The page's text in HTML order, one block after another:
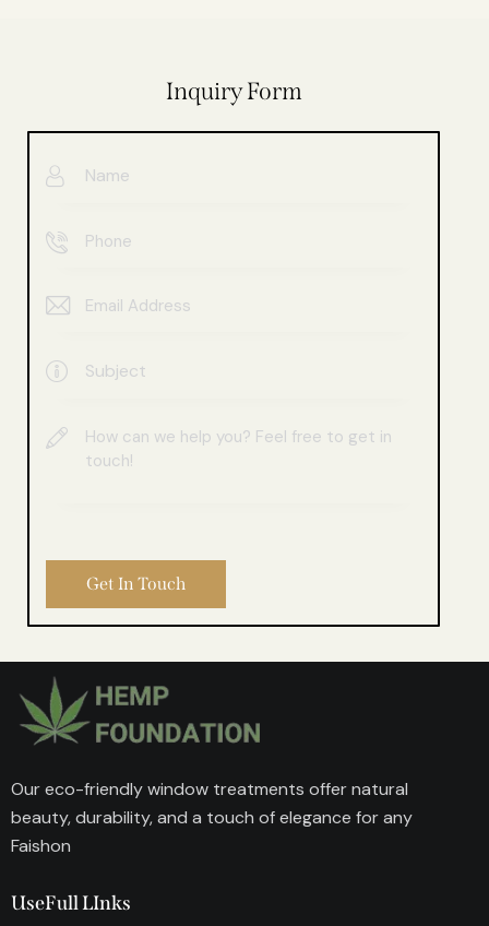
Inquiry Form
Our eco-friendly window treatments offer natural
beauty, durability, and a touch of elegance for any
Faishon
UseFull LInks